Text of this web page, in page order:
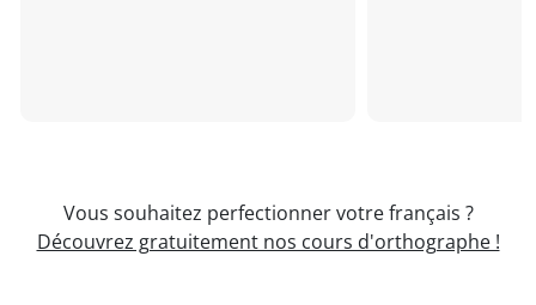
Vous souhaitez perfectionner votre français ?
Découvrez gratuitement nos cours d'orthographe !